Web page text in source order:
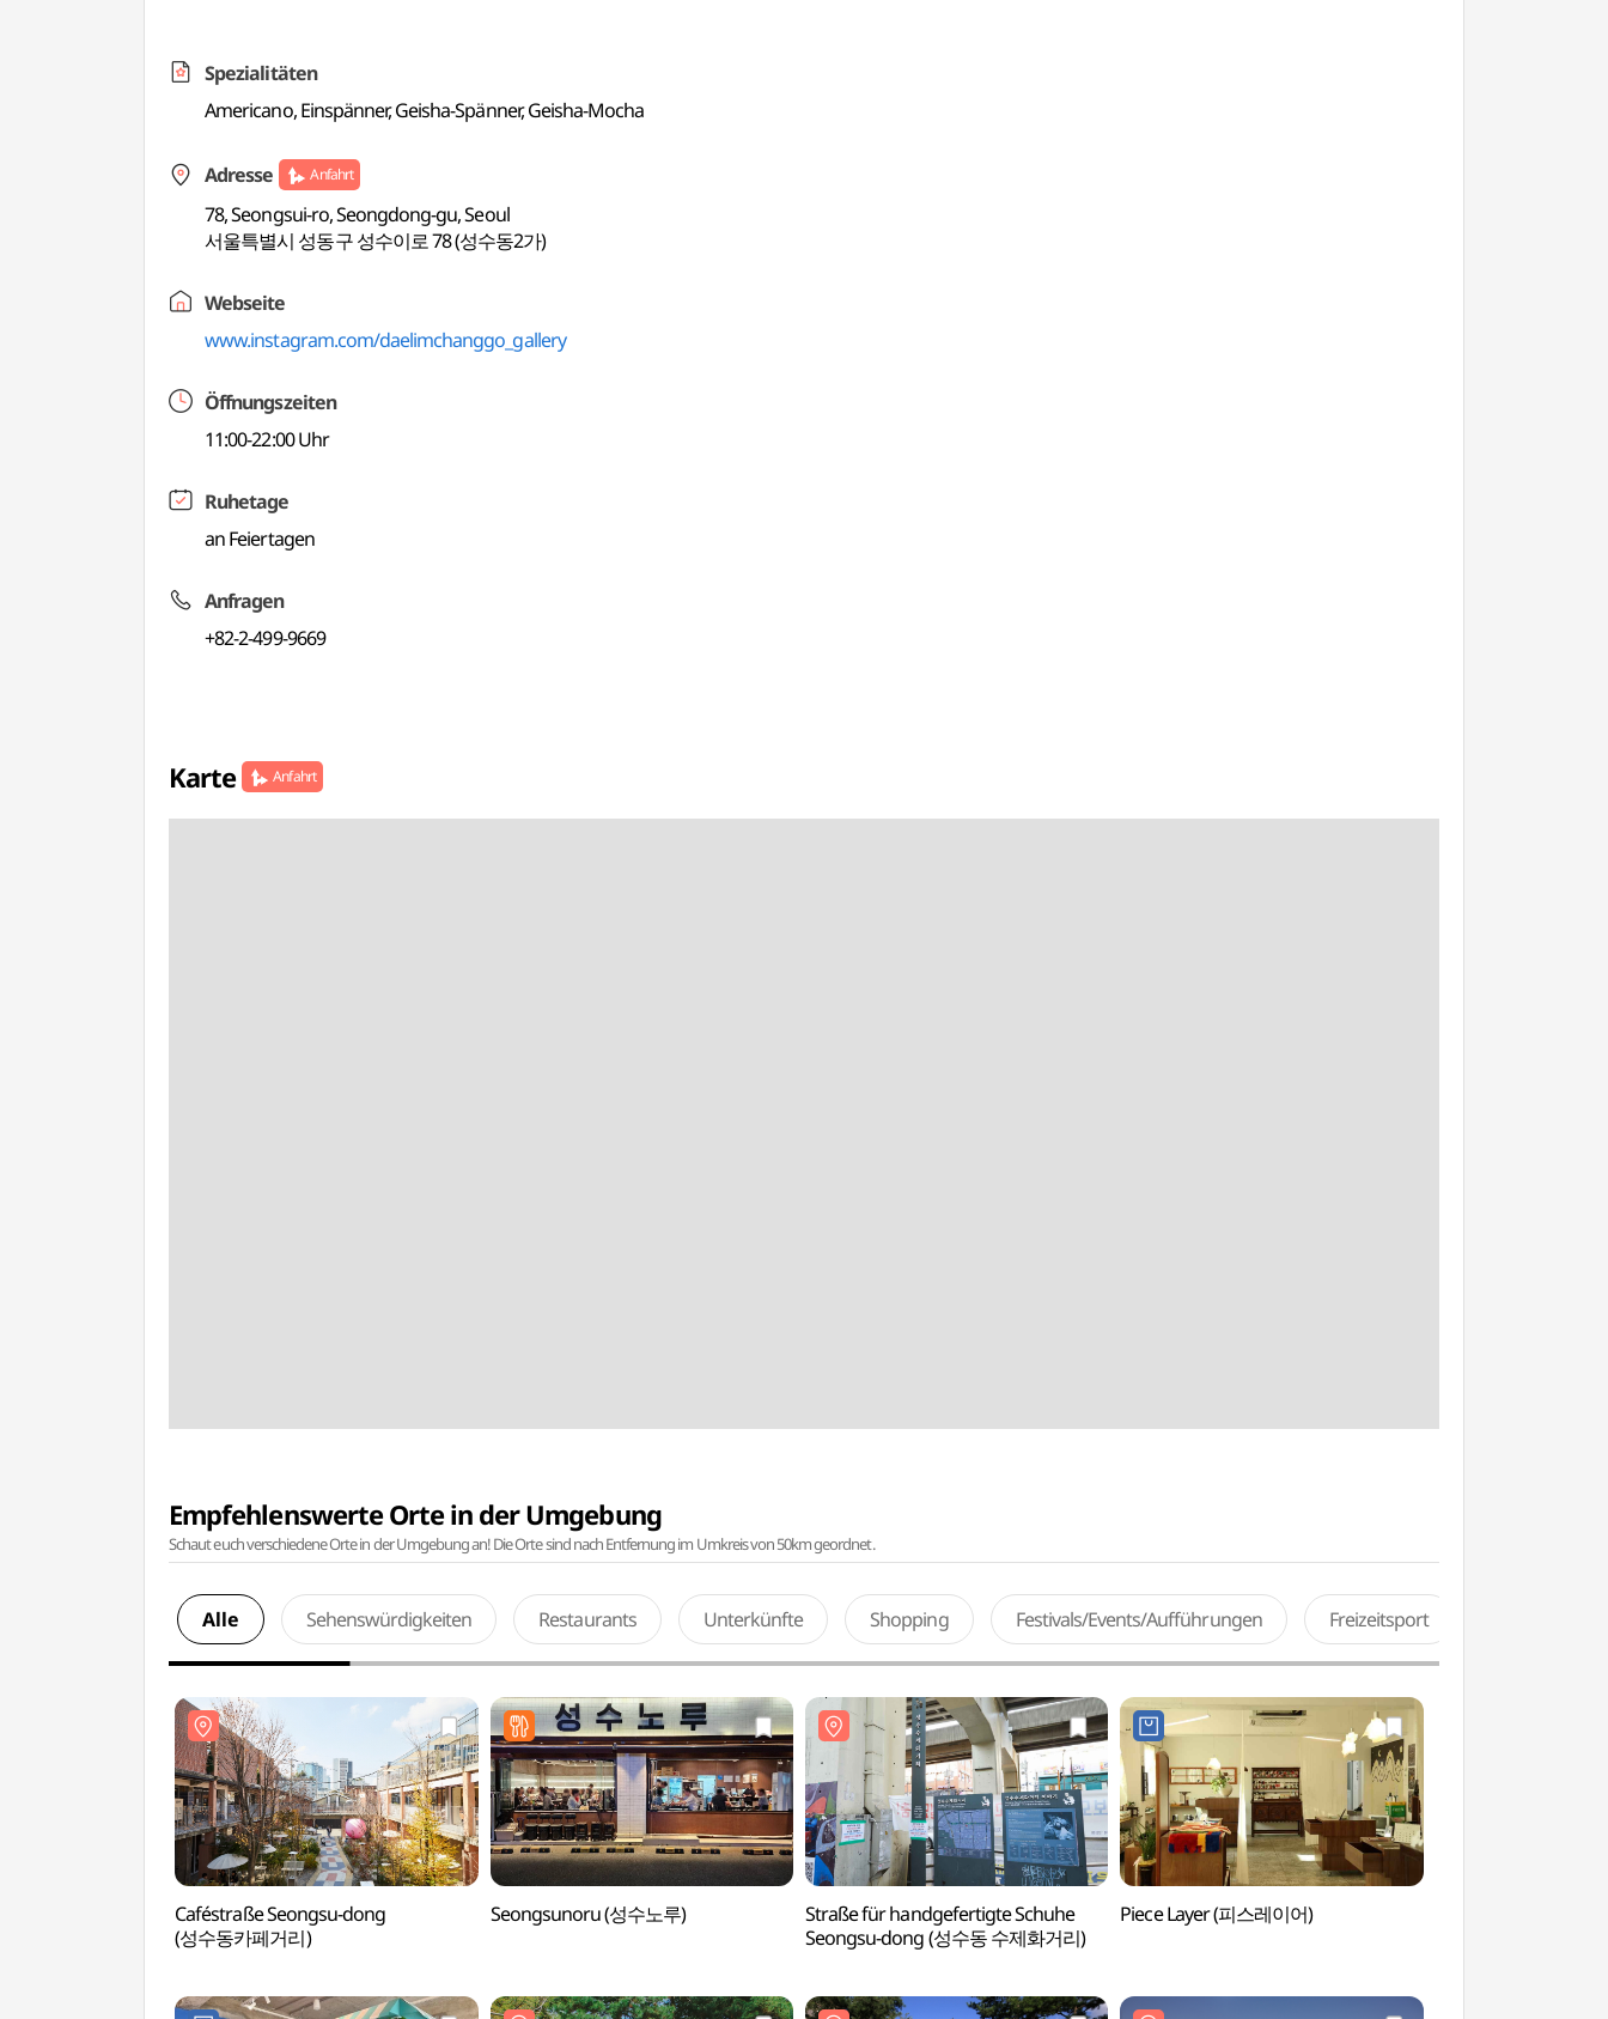
Spezialitäten
Americano, Einspänner, Geisha-Spänner, Geisha-Mocha
Adresse Anfahrt
78, Seongsui-ro, Seongdong-gu, Seoul
서울특별시 성동구 성수이로 78 (성수동2가)
Webseite
www.instagram.com/daelimchanggo_gallery
Öffnungszeiten
11:00-22:00 Uhr
Ruhetage
an Feiertagen
Anfragen
+82-2-499-9669
Karte Anfahrt
Empfehlenswerte Orte in der Umgebung
Schaut euch verschiedene Orte in der Umgebung an! Die Orte sind nach Entfernung im Umkreis von 50km geordnet.
Alle Sehenswürdigkeiten Restaurants Unterkünfte Shopping Festivals/Events/Aufführungen Freizeitsport
Caféstraße Seongsu-dong
(성수동카페거리)
Seongsunoru (성수노루)
Straße für handgefertigte Schuhe
Seongsu-dong (성수동 수제화거리)
Piece Layer (피스레이어)